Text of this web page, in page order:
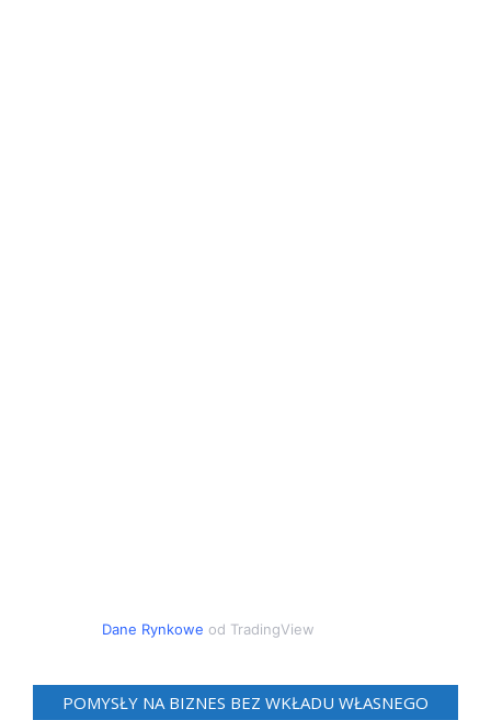
Dane Rynkowe od TradingView
POMYSŁY NA BIZNES BEZ WKŁADU WŁASNEGO